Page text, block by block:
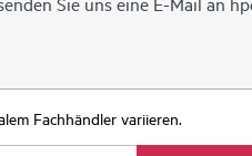
Fachhändler variieren.